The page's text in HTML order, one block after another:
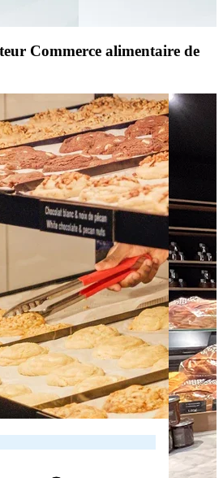
Commerce alimentaire de